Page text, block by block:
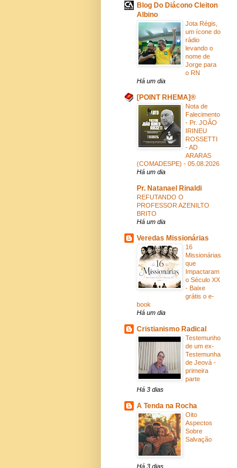
Blog Do Diácono Cleiton
Albino
Jota Régis,
um ícone do
rádio
levando o
nome de
Jorge para
o RN
Há um dia
[POINT RHEMA]®
Nota de
Falecimento
- Pr. JOÃO
IRINEU
ROSSETTI
- AD
ARARAS
(COMADESPE) - 05.08.2026
Há um dia
Pr. Natanael Rinaldi
REFUTANDO O
PROFESSOR AZENILTO
BRITO
Há um dia
Veredas Missionárias
16
Missionárias
que
Impactaram
o Século XX
- Baixe
grátis o e-
book
Há um dia
Cristianismo Radical
Testemunho
de um ex-
Testemunha
de Jeová -
primeira
parte
Há 3 dias
A Tenda na Rocha
Oito
Aspectos
Sobre
Salvação
Há 3 dias